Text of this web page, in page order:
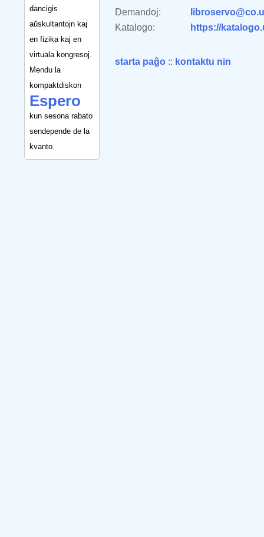
dancigis
aŭskultantojn kaj
en fizika kaj en
virtuala kongresoj.
Mendu la
kompaktdiskon
Espero
kun sesona rabato
sendepende de la
kvanto.
Demandoj:
Katalogo:
https://
starta paĝo :: kontaktu nin